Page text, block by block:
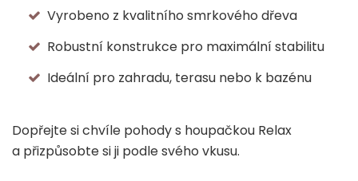
Vyrobeno z kvalitního smrkového dřeva
Robustní konstrukce pro maximální stabilitu
Ideální pro zahradu, terasu nebo k bazénu
Dopřejte si chvíle pohody s houpačkou Relax
a přizpůsobte si ji podle svého vkusu.